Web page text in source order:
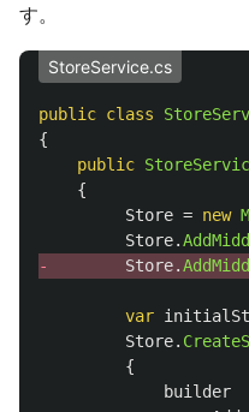
す。
StoreService.cs
public class
{
public
{
Store = new
Store.
-
Store.
var
Store.
{
builder